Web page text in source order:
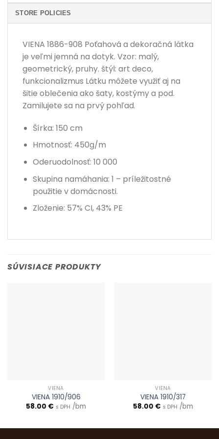
STORE POLICIES
VIENA 1886-908 Poťahová a dekoračná látka
je veľmi jemná na dotyk. Vzor: malý,
geometrický, pruhy. štýl: art deco,
funkcionalizmus Látku môžete využiť aj na
šitie oblečenia ako šaty, kostýmy a pod.
Zamilujete sa na prvý pohľad.
Šírka: 150 cm
Hmotnosť: 450g/m
Oderuodolnosť: 10 000
Skupina namáhania: 1 – príležitostné
použitie v domácnosti.
Zloženie: 57% CI, 43% PE
SÚVISIACE PRODUKTY
VIENA
VIENA 1910/906
58.00 € s DPH /bm
VIENA
VIENA 1910/317
58.00 € s DPH /bm